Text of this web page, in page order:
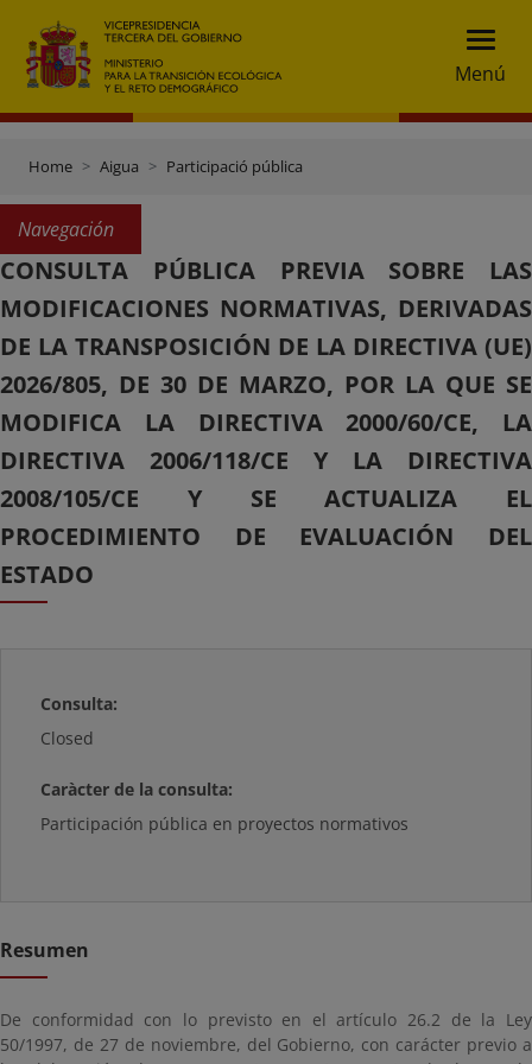
Menú
Home Aigua Participació pública
Navegación
CONSULTA PÚBLICA PREVIA SOBRE LAS
MODIFICACIONES NORMATIVAS, DERIVADAS
DE LA TRANSPOSICIÓN DE LA DIRECTIVA (UE)
2026/805, DE 30 DE MARZO, POR LA QUE SE
MODIFICA LA DIRECTIVA 2000/60/CE, LA
DIRECTIVA 2006/118/CE Y LA DIRECTIVA
2008/105/CE Y SE ACTUALIZA EL
PROCEDIMIENTO DE EVALUACIÓN DEL
ESTADO
Consulta:
Closed
Caràcter de la consulta:
Participación pública en proyectos normativos
Resumen
De conformidad con lo previsto en el artículo 26.2 de la Ley
50/1997, de 27 de noviembre, del Gobierno, con carácter previo a